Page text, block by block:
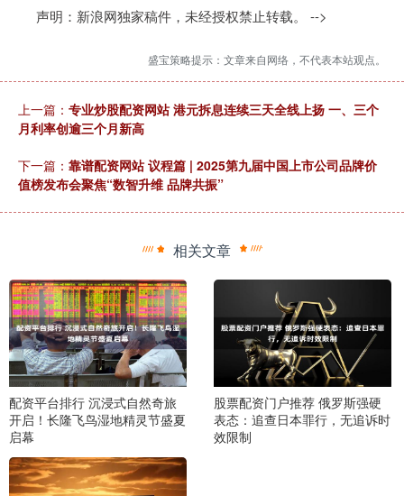
声明：新浪网独家稿件，未经授权禁止转载。 -->
盛宝策略提示：文章来自网络，不代表本站观点。
上一篇： 专业炒股配资网站 港元拆息连续三天全线上扬 一、三个
月利率创逾三个月新高
下一篇： 靠谱配资网站 议程篇 | 2025第九届中国上市公司品牌价
值榜发布会聚焦“数智升维 品牌共振”
相关文章
配资平台排行 沉浸式自然奇旅
开启！长隆飞鸟湿地精灵节盛夏
启幕
股票配资门户推荐 俄罗斯强硬
表态：追查日本罪行，无追诉时
效限制